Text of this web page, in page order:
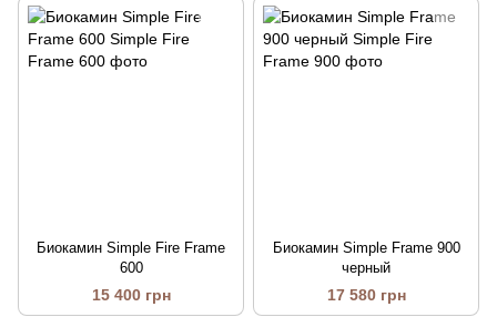
Биокамин Simple Fire Frame
600
15 400 грн
Биокамин Simple Frame 900
черный
17 580 грн